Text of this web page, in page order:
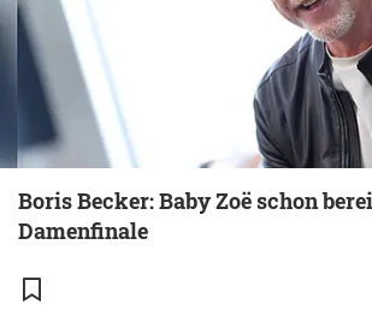
Boris Becker: Baby Zoë schon
Damenfinale